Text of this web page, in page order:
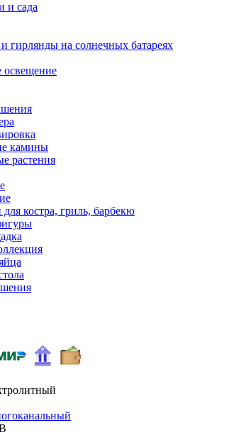
и сада
гирлянды на солнечных батареях
освещение
камины
растения
костра, гриль, барбекю